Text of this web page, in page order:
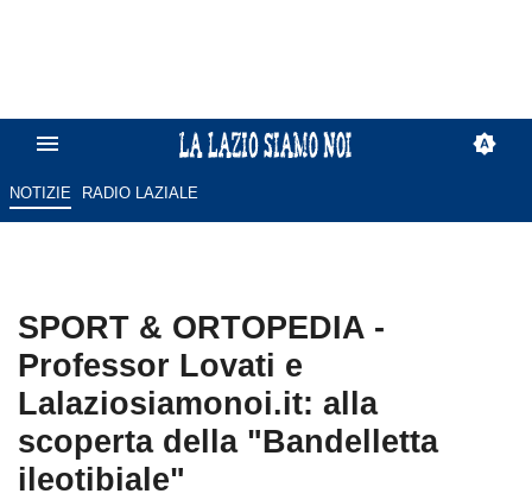
NOTIZIE RADIO LAZIALE
SPORT & ORTOPEDIA -
Professor Lovati e
Lalaziosiamonoi.it: alla
scoperta della "Bandelletta
ileotibiale"